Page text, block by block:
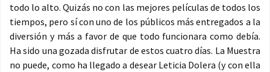
todo lo alto. Quizás no con las mejores películas de todos los
tiempos, pero sí con uno de los públicos más entregados a la
diversión y más a favor de que todo funcionara como debía.
Ha sido una gozada disfrutar de estos cuatro días. La Muestra
no puede, como ha llegado a desear Leticia Dolera (y con ella